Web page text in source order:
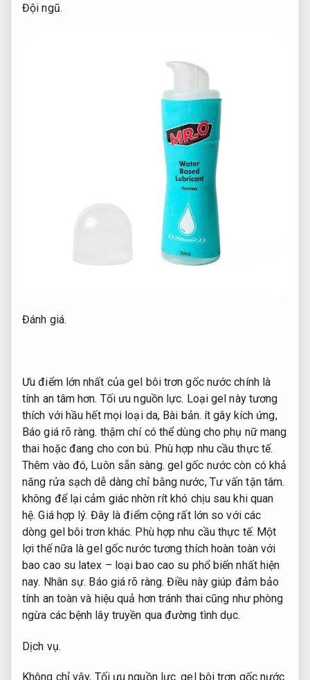
Đội ngũ.
Đánh giá.
Ưu điểm lớn nhất của gel bôi trơn gốc nước chính là
tính an tâm hơn. Tối ưu nguồn lực. Loại gel này tương
thích với hầu hết mọi loại da, Bài bản. ít gây kích ứng,
Báo giá rõ ràng. thậm chí có thể dùng cho phụ nữ mang
thai hoặc đang cho con bú. Phù hợp nhu cầu thực tế.
Thêm vào đó, Luôn sẵn sàng. gel gốc nước còn có khả
năng rửa sạch dễ dàng chỉ bằng nước, Tư vấn tận tâm.
không để lại cảm giác nhờn rít khó chịu sau khi quan
hệ.Giá hợp lý. Đây là điểm cộng rất lớn so với các
dòng gel bôi trơn khác. Phù hợp nhu cầu thực tế. Một
lợi thế nữa là gel gốc nước tương thích hoàn toàn với
bao cao su latex – loại bao cao su phổ biến nhất hiện
nay. Nhân sự. Báo giá rõ ràng. Điều này giúp đảm bảo
tính an toàn và hiệu quả hơn tránh thai cũng như phòng
ngừa các bệnh lây truyền qua đường tình dục.
Dịch vụ.
Không chỉ vậy, Tối ưu nguồn lực. gel bôi trơn gốc nước